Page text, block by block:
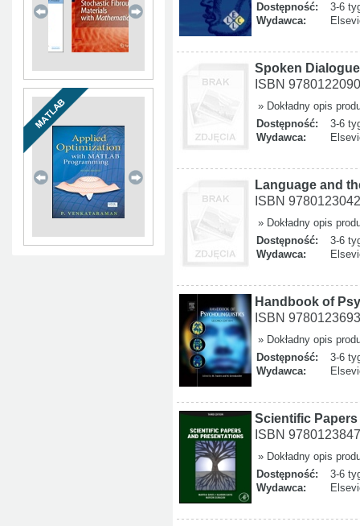
Dostępność:
3-6
Wydawca:
Spoken
ISBN
» Dokładny opis
Dostępność:
3-6
Wydawca:
Language and
ISBN
» Dokładny opis
Dostępność:
3-6
Wydawca:
Handbook of
ISBN
» Dokładny opis
Dostępność:
3-6
Wydawca:
Scientific
ISBN
» Dokładny opis
Dostępność:
3-6
Wydawca: